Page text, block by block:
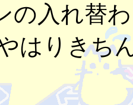
の入れ替
はりきち